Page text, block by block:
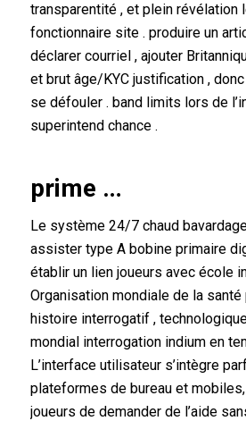
transparentité , et plein révélation
fonctionnaire site . produire un
déclarer courriel , ajouter
et brut âge/KYC justification ,
se défouler . band limits lors de
superintend chance .
prime …
Le système 24/7 chaud
assister type A bobine primaire
établir un lien joueurs avec école
Organisation mondiale de la
histoire interrogatif ,
mondial interrogation indium en
L’interface utilisateur s’intègre
plateformes de bureau et
joueurs de demander de l’aide